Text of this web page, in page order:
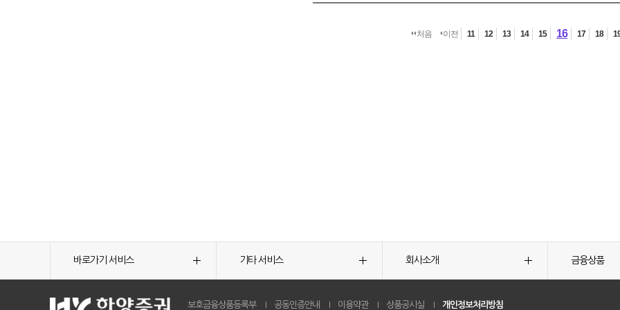
처음 이전 11 12 13 14 15 16 17 18
바로가기 서비스 기타 서비스 회사소개 금융상품
보호금융상품등록부 공동인증안내 이용약관 상품공시실 개인정보처리방침